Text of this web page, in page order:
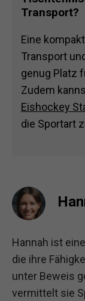
Transport?
Eine
Transport
genug Platz
Zudem
Eishockey
die Sportart
Hannah ist
die ihre
unter Beweis
vermittelt sie